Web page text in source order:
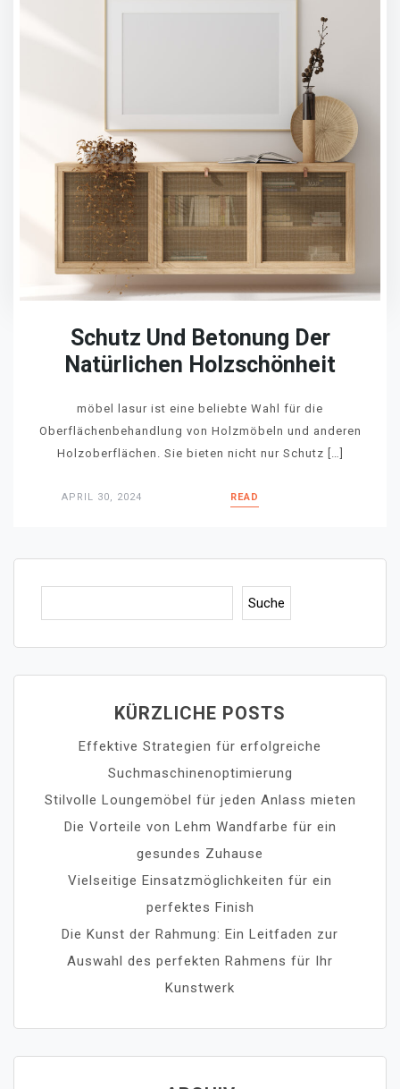
Schutz Und Betonung Der
Natürlichen Holzschönheit
möbel lasur ist eine beliebte Wahl für die
Oberflächenbehandlung von Holzmöbeln und anderen
Holzoberflächen. Sie bieten nicht nur Schutz […]
APRIL 30, 2024 READ
Suche
KÜRZLICHE POSTS
Effektive Strategien für erfolgreiche
Suchmaschinenoptimierung
Stilvolle Loungemöbel für jeden Anlass mieten
Die Vorteile von Lehm Wandfarbe für ein
gesundes Zuhause
Vielseitige Einsatzmöglichkeiten für ein
perfektes Finish
Die Kunst der Rahmung: Ein Leitfaden zur
Auswahl des perfekten Rahmens für Ihr
Kunstwerk